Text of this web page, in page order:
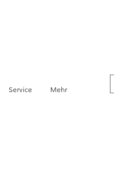
Service Mehr